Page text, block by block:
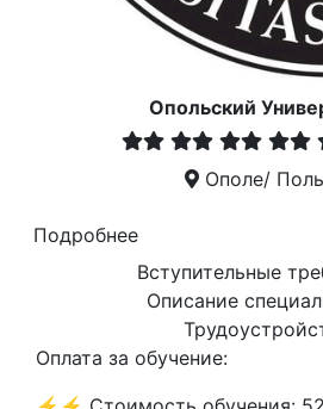
Опольский
Ополе/
Подробнее
Вступительные
Описание
Оплата за обучение: